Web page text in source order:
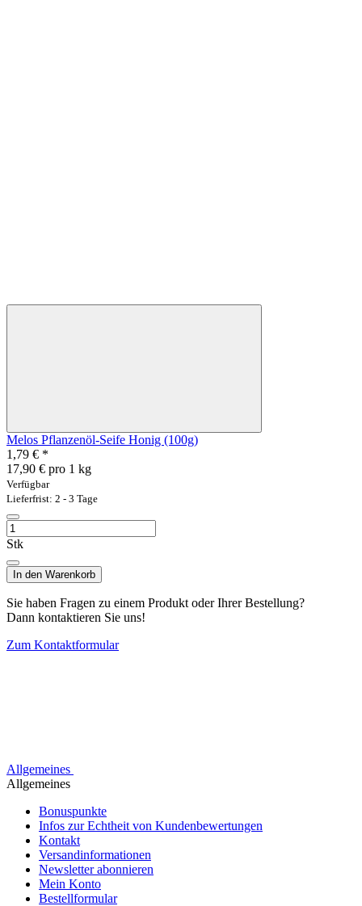
Melos Pflanzenöl-Seife Honig (100g)
1,79 € *
17,90 € pro 1 kg
Verfügbar
Lieferfrist: 2 - 3 Tage
Stk
In den Warenkorb
Sie haben Fragen zu einem Produkt oder Ihrer Bestellung?
Dann kontaktieren Sie uns!
Zum Kontaktformular
Allgemeines
Allgemeines
Bonuspunkte
Infos zur Echtheit von Kundenbewertungen
Kontakt
Versandinformationen
Newsletter abonnieren
Mein Konto
Bestellformular